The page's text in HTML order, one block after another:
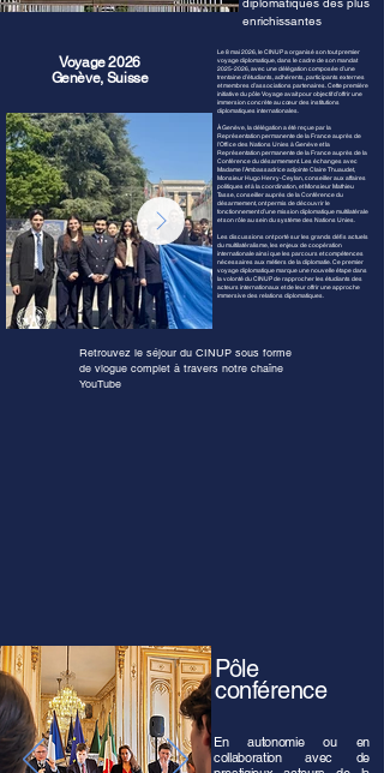
enrichissantes
Voyage 2026
Genève, Suisse
Retrouvez le séjour du CINUP sous forme
de vlogue complet à travers notre chaîne
YouTube
Le 8 mai 2026, le CINUP a organisé son tout premier
voyage diplomatique, dans le cadre de son mandat
2025-2026 , avec une délégation composée d’une
trentaine d’étudiants, adhérents, participants externes
et membres d’associations partenaires. Cette première
initiative du pôle Voyage avait pour objectif d’offrir une
immersion concrète au cœur des institutions
diplomatiques internationales.
À Genève, la délégation a été reçue par la
Représentation permanente de la France auprès de
l’Office des Nations Unies à Genève et la
Représentation permanente de la France auprès de la
Conférence du désarmement. Les échanges avec
Madame l’Ambassadrice adjointe Claire Thuaudet,
Monsieur Hugo Henry-Ceylan, conseiller aux affaires
politiques et à la coordination, et Monsieur Mathieu
Tasse, conseiller auprès de la Conférence du
désarmement, ont permis de découvrir le
fonctionnement d’une mission diplomatique multilatérale
et son rôle au sein du système des Nations Unies.
Les discussions ont porté sur les grands défis actuels
du multilatéralisme, les enjeux de coopération
internationale ainsi que les parcours et compétences
nécessaires aux métiers de la diplomatie. Ce premier
voyage diplomatique marque une nouvelle étape dans
la volonté du CINUP de rapprocher les étudiants des
acteurs internationaux et de leur offrir une approche
immersive des relations diplomatiques.
En autonomie ou en
collaboration avec de
​Pôle
conférence